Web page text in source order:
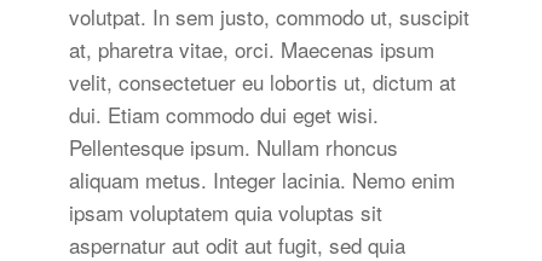
volutpat. In sem justo, commodo ut, suscipit
at, pharetra vitae, orci. Maecenas ipsum
velit, consectetuer eu lobortis ut, dictum at
dui. Etiam commodo dui eget wisi.
Pellentesque ipsum. Nullam rhoncus
aliquam metus. Integer lacinia. Nemo enim
ipsam voluptatem quia voluptas sit
aspernatur aut odit aut fugit, sed quia